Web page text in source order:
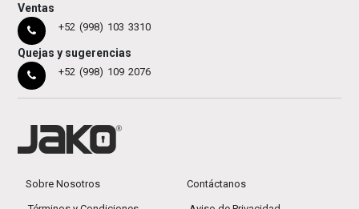
Ventas
+52 (998) 103 3310
Quejas y sugerencias
+52 (998) 109 2076
Sobre Nosotros Contáctanos